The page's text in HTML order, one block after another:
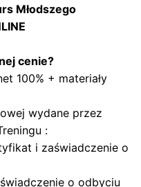
Młodszego
cenie?
100% + materiały
wydane przez
:
i zaświadczenie o
o odbyciu